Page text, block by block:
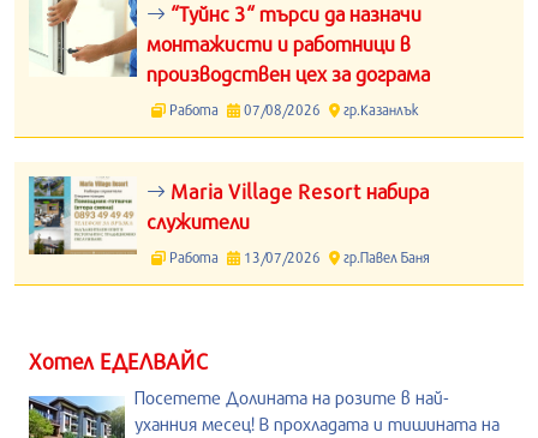
“Туйнс 3“ търси да назначи
монтажисти и работници в
производствен цех за дограма
Работа 07/08/2026 гр.Казанлък
Maria Village Resort набира
служители
Работа 13/07/2026 гр.Павел Баня
Хотел ЕДЕЛВАЙС
Посетете Долината на розите в най-
уханния месец! В прохладата и тишината на